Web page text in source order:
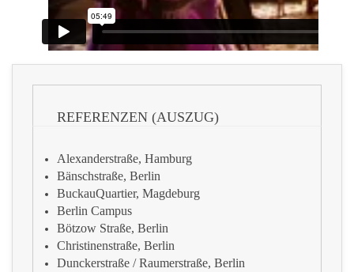
REFERENZEN (AUSZUG)
Alexanderstraße, Hamburg
Bänschstraße, Berlin
BuckauQuartier, Magdeburg
Berlin Campus
Bötzow Straße, Berlin
Christinenstraße, Berlin
Dunckerstraße / Raumerstraße, Berlin